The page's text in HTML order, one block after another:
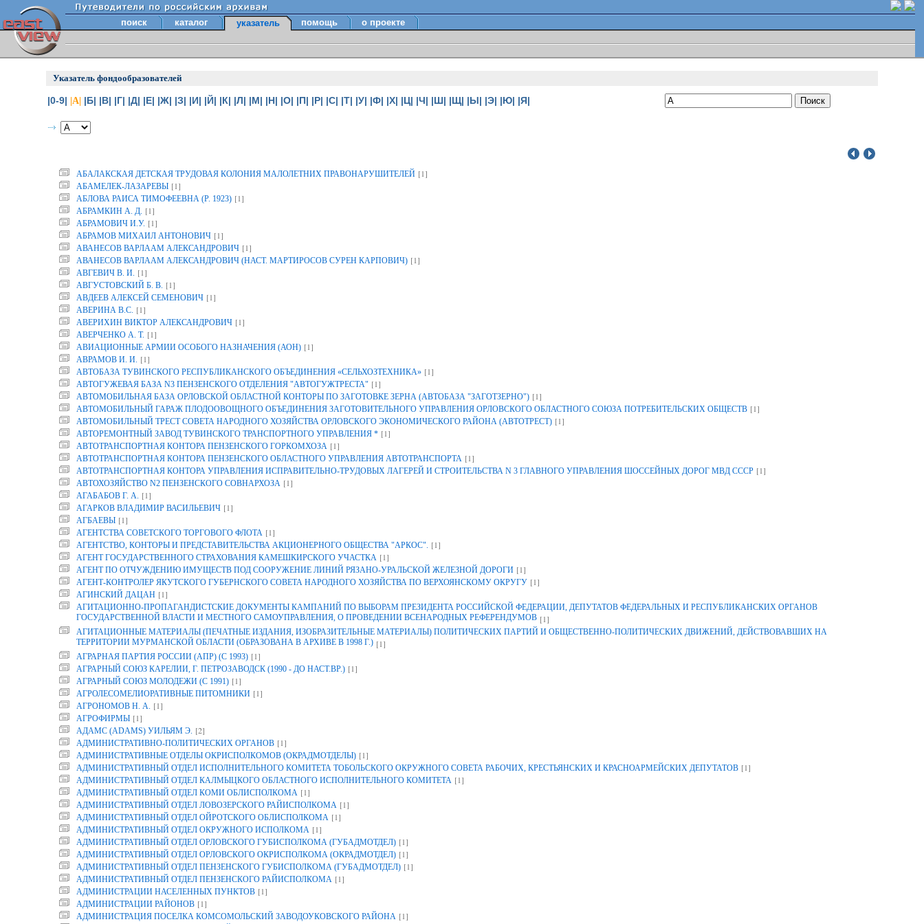
поиск каталог указатель помощь о проекте
Указатель фондообразователей
|0-9| |А| |Б| |В| |Г| |Д| |Е| |Ж| |З| |И| |Й| |К| |Л| |М| |Н| |О| |П| |Р| |С| |Т| |У| |Ф| |Х| |Ц| |Ч| |Ш| |Щ| |Ы| |Э| |Ю| |Я|
АБАЛАКСКАЯ ДЕТСКАЯ ТРУДОВАЯ КОЛОНИЯ МАЛОЛЕТНИХ ПРАВОНАРУШИТЕЛЕЙ [1]
АБАМЕЛЕК-ЛАЗАРЕВЫ [1]
АБЛОВА РАИСА ТИМОФЕЕВНА (Р. 1923) [1]
АБРАМКИН А. Д. [1]
АБРАМОВИЧ И.У. [1]
АБРАМОВ МИХАИЛ АНТОНОВИЧ [1]
АВАНЕСОВ ВАРЛААМ АЛЕКСАНДРОВИЧ [1]
АВАНЕСОВ ВАРЛААМ АЛЕКСАНДРОВИЧ (НАСТ. МАРТИРОСОВ СУРЕН КАРПОВИЧ) [1]
АВГЕВИЧ В. И. [1]
АВГУСТОВСКИЙ Б. В. [1]
АВДЕЕВ АЛЕКСЕЙ СЕМЕНОВИЧ [1]
АВЕРИНА B.C. [1]
АВЕРИХИН ВИКТОР АЛЕКСАНДРОВИЧ [1]
АВЕРЧЕНКО А. Т. [1]
АВИАЦИОННЫЕ АРМИИ ОСОБОГО НАЗНАЧЕНИЯ (АОН) [1]
АВРАМОВ И. И. [1]
АВТОБАЗА ТУВИНСКОГО РЕСПУБЛИКАНСКОГО ОБЪЕДИНЕНИЯ «СЕЛЬХОЗТЕХНИКА» [1]
АВТОГУЖЕВАЯ БАЗА N3 ПЕНЗЕНСКОГО ОТДЕЛЕНИЯ "АВТОГУЖТРЕСТА" [1]
АВТОМОБИЛЬНАЯ БАЗА ОРЛОВСКОЙ ОБЛАСТНОЙ КОНТОРЫ ПО ЗАГОТОВКЕ ЗЕРНА (АВТОБАЗА "ЗАГОТЗЕРНО") [1]
АВТОМОБИЛЬНЫЙ ГАРАЖ ПЛОДООВОЩНОГО ОБЪЕДИНЕНИЯ ЗАГОТОВИТЕЛЬНОГО УПРАВЛЕНИЯ ОРЛОВСКОГО ОБЛАСТНОГО СОЮЗА ПОТРЕБИТЕЛЬСКИХ ОБЩЕСТВ [1]
АВТОМОБИЛЬНЫЙ ТРЕСТ СОВЕТА НАРОДНОГО ХОЗЯЙСТВА ОРЛОВСКОГО ЭКОНОМИЧЕСКОГО РАЙОНА (АВТОТРЕСТ) [1]
АВТОРЕМОНТНЫЙ ЗАВОД ТУВИНСКОГО ТРАНСПОРТНОГО УПРАВЛЕНИЯ * [1]
АВТОТРАНСПОРТНАЯ КОНТОРА ПЕНЗЕНСКОГО ГОРКОМХОЗА [1]
АВТОТРАНСПОРТНАЯ КОНТОРА ПЕНЗЕНСКОГО ОБЛАСТНОГО УПРАВЛЕНИЯ АВТОТРАНСПОРТА [1]
АВТОТРАНСПОРТНАЯ КОНТОРА УПРАВЛЕНИЯ ИСПРАВИТЕЛЬНО-ТРУДОВЫХ ЛАГЕРЕЙ И СТРОИТЕЛЬСТВА N 3 ГЛАВНОГО УПРАВЛЕНИЯ ШОССЕЙНЫХ ДОРОГ МВД СССР [1]
АВТОХОЗЯЙСТВО N2 ПЕНЗЕНСКОГО СОВНАРХОЗА [1]
АГАБАБОВ Г. А. [1]
АГАРКОВ ВЛАДИМИР ВАСИЛЬЕВИЧ [1]
АГБАЕВЫ [1]
АГЕНТСТВА СОВЕТСКОГО ТОРГОВОГО ФЛОТА [1]
АГЕНТСТВО, КОНТОРЫ И ПРЕДСТАВИТЕЛЬСТВА АКЦИОНЕРНОГО ОБЩЕСТВА "АРКОС". [1]
АГЕНТ ГОСУДАРСТВЕННОГО СТРАХОВАНИЯ КАМЕШКИРСКОГО УЧАСТКА [1]
АГЕНТ ПО ОТЧУЖДЕНИЮ ИМУЩЕСТВ ПОД СООРУЖЕНИЕ ЛИНИЙ РЯЗАНО-УРАЛЬСКОЙ ЖЕЛЕЗНОЙ ДОРОГИ [1]
АГЕНТ-КОНТРОЛЕР ЯКУТСКОГО ГУБЕРНСКОГО СОВЕТА НАРОДНОГО ХОЗЯЙСТВА ПО ВЕРХОЯНСКОМУ ОКРУГУ [1]
АГИНСКИЙ ДАЦАН [1]
АГИТАЦИОННО-ПРОПАГАНДИСТСКИЕ ДОКУМЕНТЫ КАМПАНИЙ ПО ВЫБОРАМ ПРЕЗИДЕНТА РОССИЙСКОЙ ФЕДЕРАЦИИ, ДЕПУТАТОВ ФЕДЕРАЛЬНЫХ И РЕСПУБЛИКАНСКИХ ОРГАНОВ
ГОСУДАРСТВЕННОЙ ВЛАСТИ И МЕСТНОГО САМОУПРАВЛЕНИЯ, О ПРОВЕДЕНИИ ВСЕНАРОДНЫХ РЕФЕРЕНДУМОВ [1]
АГИТАЦИОННЫЕ МАТЕРИАЛЫ (ПЕЧАТНЫЕ ИЗДАНИЯ, ИЗОБРАЗИТЕЛЬНЫЕ МАТЕРИАЛЫ) ПОЛИТИЧЕСКИХ ПАРТИЙ И ОБЩЕСТВЕННО-ПОЛИТИЧЕСКИХ ДВИЖЕНИЙ, ДЕЙСТВОВАВШИХ НА
ТЕРРИТОРИИ МУРМАНСКОЙ ОБЛАСТИ (ОБРАЗОВАНА В АРХИВЕ В 1998 Г.) [1]
АГРАРНАЯ ПАРТИЯ РОССИИ (АПР) (С 1993) [1]
АГРАРНЫЙ СОЮЗ КАРЕЛИИ, Г. ПЕТРОЗАВОДСК (1990 - ДО НАСТ.ВР.) [1]
АГРАРНЫЙ СОЮЗ МОЛОДЕЖИ (С 1991) [1]
АГРОЛЕСОМЕЛИОРАТИВНЫЕ ПИТОМНИКИ [1]
АГРОНОМОВ Н. А. [1]
АГРОФИРМЫ [1]
АДАМС (ADAMS) УИЛЬЯМ Э. [2]
АДМИНИСТРАТИВНО-ПОЛИТИЧЕСКИХ ОРГАНОВ [1]
АДМИНИСТРАТИВНЫЕ ОТДЕЛЫ ОКРИСПОЛКОМОВ (ОКРАДМОТДЕЛЫ) [1]
АДМИНИСТРАТИВНЫЙ ОТДЕЛ ИСПОЛНИТЕЛЬНОГО КОМИТЕТА ТОБОЛЬСКОГО ОКРУЖНОГО СОВЕТА РАБОЧИХ, КРЕСТЬЯНСКИХ И КРАСНОАРМЕЙСКИХ ДЕПУТАТОВ [1]
АДМИНИСТРАТИВНЫЙ ОТДЕЛ КАЛМЫЦКОГО ОБЛАСТНОГО ИСПОЛНИТЕЛЬНОГО КОМИТЕТА [1]
АДМИНИСТРАТИВНЫЙ ОТДЕЛ КОМИ ОБЛИСПОЛКОМА [1]
АДМИНИСТРАТИВНЫЙ ОТДЕЛ ЛОВОЗЕРСКОГО РАЙИСПОЛКОМА [1]
АДМИНИСТРАТИВНЫЙ ОТДЕЛ ОЙРОТСКОГО ОБЛИСПОЛКОМА [1]
АДМИНИСТРАТИВНЫЙ ОТДЕЛ ОКРУЖНОГО ИСПОЛКОМА [1]
АДМИНИСТРАТИВНЫЙ ОТДЕЛ ОРЛОВСКОГО ГУБИСПОЛКОМА (ГУБАДМОТДЕЛ) [1]
АДМИНИСТРАТИВНЫЙ ОТДЕЛ ОРЛОВСКОГО ОКРИСПОЛКОМА (ОКРАДМОТДЕЛ) [1]
АДМИНИСТРАТИВНЫЙ ОТДЕЛ ПЕНЗЕНСКОГО ГУБИСПОЛКОМА (ГУБАДМОТДЕЛ) [1]
АДМИНИСТРАТИВНЫЙ ОТДЕЛ ПЕНЗЕНСКОГО РАЙИСПОЛКОМА [1]
АДМИНИСТРАЦИИ НАСЕЛЕННЫХ ПУНКТОВ [1]
АДМИНИСТРАЦИИ РАЙОНОВ [1]
АДМИНИСТРАЦИЯ ПОСЕЛКА КОМСОМОЛЬСКИЙ ЗАВОДОУКОВСКОГО РАЙОНА [1]